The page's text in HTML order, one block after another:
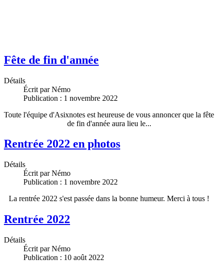
Fête de fin d'année
Détails
Écrit parNémo
Publication : 1 novembre 2022
Toute l'équipe d'Asixnotes est heureuse de vous annoncer que la fête
de fin d'année aura lieu le...
Rentrée 2022 en photos
Détails
Écrit parNémo
Publication : 1 novembre 2022
La rentrée 2022 s'est passée dans la bonne humeur. Merci à tous !
Rentrée 2022
Détails
Écrit parNémo
Publication : 10 août 2022